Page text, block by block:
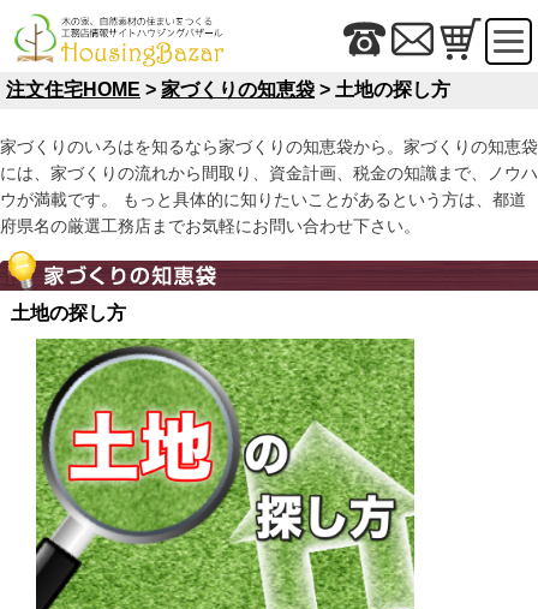
注文住宅HOME > 家づくりの知恵袋 > 土地の探し方
家づくりのいろはを知るなら家づくりの知恵袋から。家づくりの知恵袋
には、家づくりの流れから間取り、資金計画、税金の知識まで、ノウハ
ウが満載です。 もっと具体的に知りたいことがあるという方は、都道
府県名の厳選工務店までお気軽にお問い合わせ下さい。
土地の探し方